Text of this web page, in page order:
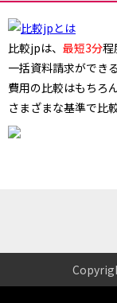
比較jpは、 最短3分程
一括資料請求ができ
費用の比較はもちろ
さまざまな基準で比